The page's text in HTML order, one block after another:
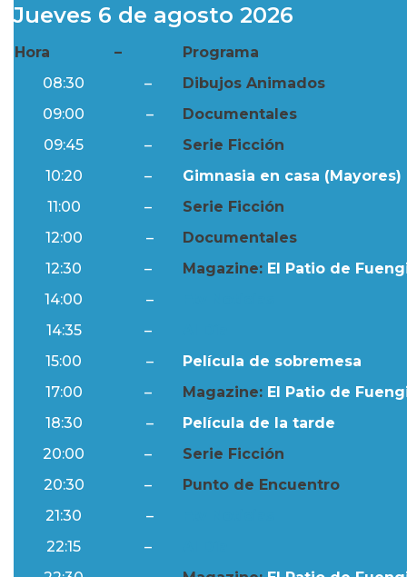
Jueves 6 de agosto 2026
Hora –
Programa
08:30
–
Dibujos Animados
09:00
–
Documentales
09:45
–
Serie Ficción
10:20
–
Gimnasia en casa (Mayores)
11:00
–
Serie Ficción
12:00
–
Documentales
12:30
– Magazine: El Patio de
14:00
–
14:35
–
15:00
–
Película de sobremesa
17:00
– Magazine: El Patio de
18:30
–
Película de la tarde
20:00
–
Serie Ficción
20:30
–
Punto de Encuentro
21:30
–
22:15
–